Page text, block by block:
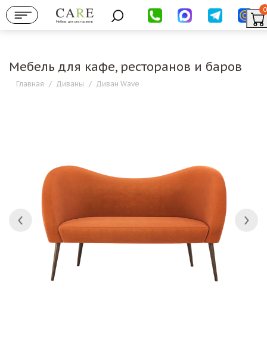
Мебель для ресторанов
0
Мебель для кафе, ресторанов и баров
Главная / Диваны / Диван Wave